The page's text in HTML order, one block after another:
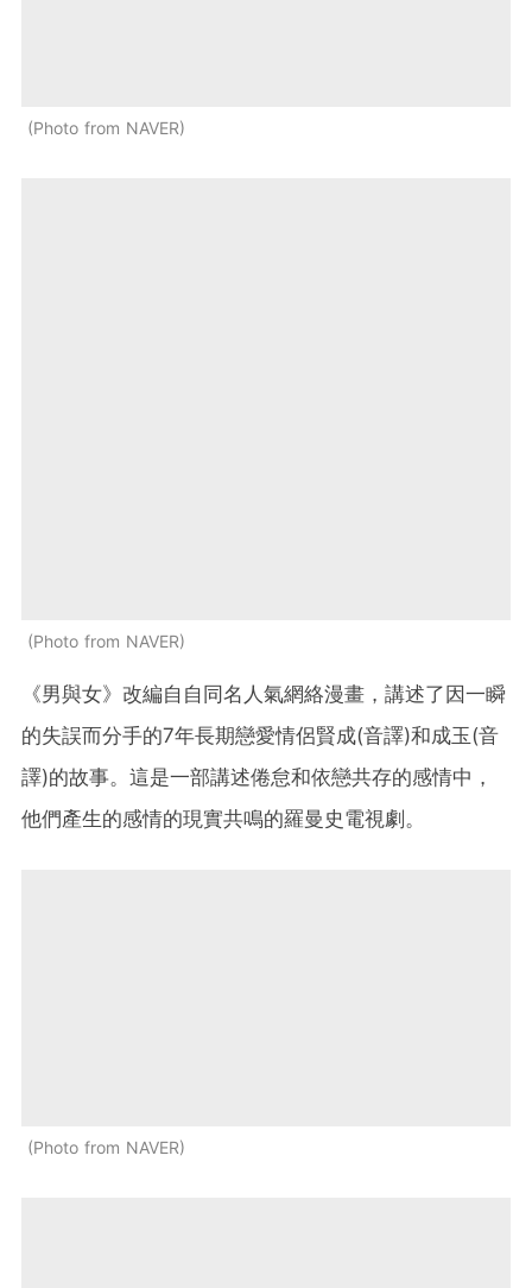
Photo from NAVER
Photo from NAVER
《男與女》改編自自同名人氣網絡漫畫，講述了因一瞬
的失誤而分手的7年長期戀愛情侶賢成(音譯)和成玉(音
譯)的故事。這是一部講述倦怠和依戀共存的感情中，
他們產生的感情的現實共鳴的羅曼史電視劇。
Photo from NAVER